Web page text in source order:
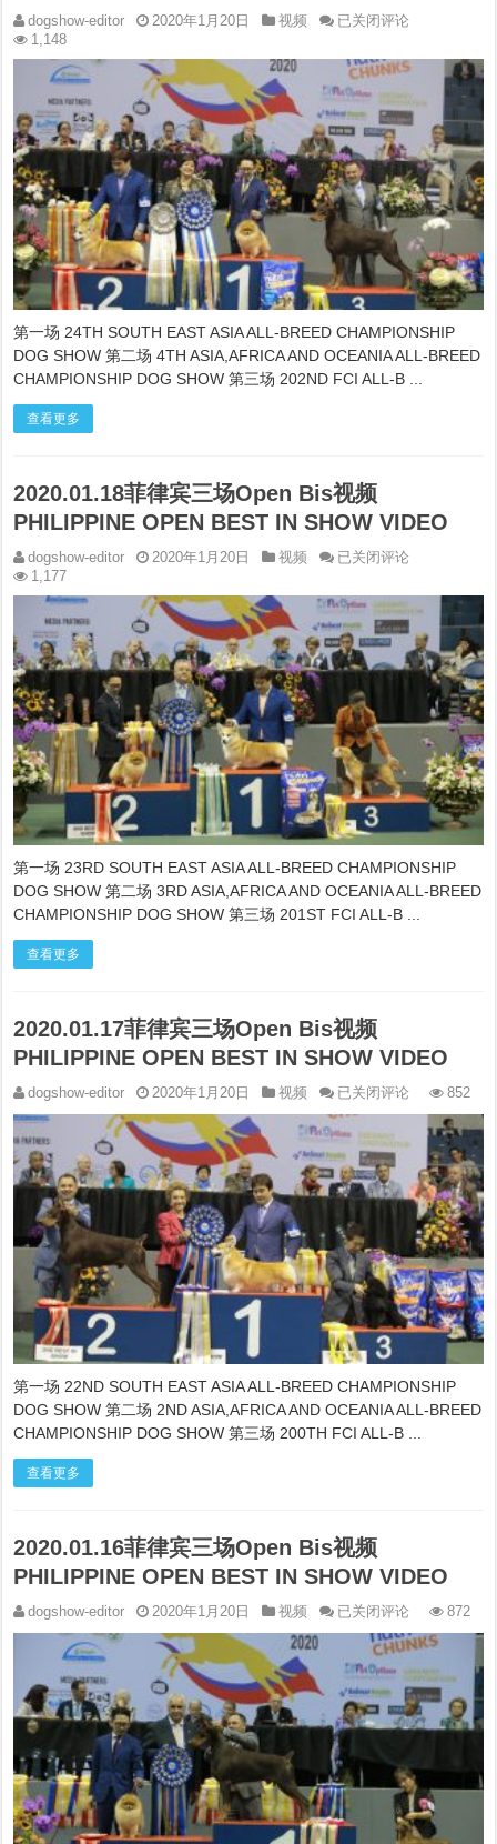
dogshow-editor 2020年1月20日 视频
2020.01.19
律
宾
三
场
Open
Bis
视
频
PHILIPPINE
OPEN
BEST
IN
SHOW
VIDEO
已关闭评论
1,148
第一场 24TH SOUTH EAST ASIA ALL-BREED CHAMPIONSHIP
DOG SHOW 第二场 4TH ASIA,AFRICA AND OCEANIA ALL-BREED
CHAMPIONSHIP DOG SHOW 第三场 202ND FCI ALL-B ...
查看更多
2020.01.18菲律宾三场Open Bis视频
PHILIPPINE OPEN BEST IN SHOW VIDEO
dogshow-editor 2020年1月20日 视频
2020.01.18
律
宾
三
场
Open
Bis
视
频
PHILIPPINE
OPEN
BEST
IN
SHOW
VIDEO
已关闭评论
1,177
第一场 23RD SOUTH EAST ASIA ALL-BREED CHAMPIONSHIP
DOG SHOW 第二场 3RD ASIA,AFRICA AND OCEANIA ALL-BREED
CHAMPIONSHIP DOG SHOW 第三场 201ST FCI ALL-B ...
查看更多
2020.01.17菲律宾三场Open Bis视频
PHILIPPINE OPEN BEST IN SHOW VIDEO
dogshow-editor 2020年1月20日 视频
2020.01.17
律
宾
三
场
Bis
视
频
PHILIPPINE
OPEN
BEST
IN
SHOW
VIDEO
已关闭评论 852
第一场 22ND SOUTH EAST ASIA ALL-BREED CHAMPIONSHIP
DOG SHOW 第二场 2ND ASIA,AFRICA AND OCEANIA ALL-BREED
CHAMPIONSHIP DOG SHOW 第三场 200TH FCI ALL-B ...
查看更多
2020.01.16菲律宾三场Open Bis视频
PHILIPPINE OPEN BEST IN SHOW VIDEO
dogshow-editor 2020年1月20日 视频
2020.01.16
宾
三
场
Open
Bis
视
频
PHILIPPINE
OPEN
BEST
已关闭评论 872